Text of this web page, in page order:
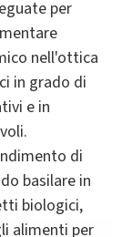
per
nell'ottica
in grado di
e in
di
basilare in
biologici,
alimenti per